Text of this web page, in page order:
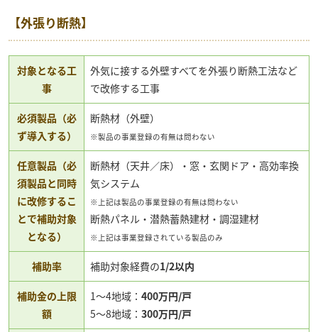
【外張り断熱】
対象となる工
事
外気に接する外壁すべてを外張り断熱工法など
で改修する工事
必須製品（必
ず導入する）
断熱材（外壁）
※製品の事業登録の有無は問わない
任意製品（必
須製品と同時
に改修するこ
とで補助対象
となる）
断熱材（天井／床）・窓・玄関ドア・高効率換
気システム
※上記は製品の事業登録の有無は問わない
断熱パネル・潜熱蓄熱建材・調湿建材
※上記は事業登録されている製品のみ
補助率 補助対象経費の1/2以内
補助金の上限
額
1〜4地域： 400万円/戸
5〜8地域： 300万円/戸